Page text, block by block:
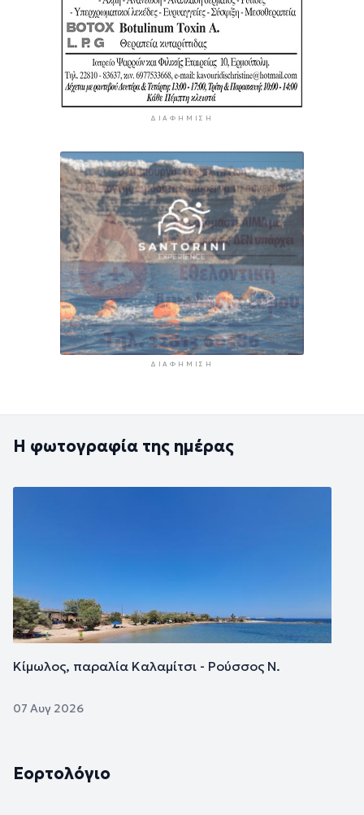
ΔΙΑΦΉΜΙΣΗ
ΔΙΑΦΉΜΙΣΗ
Η φωτογραφία της ημέρας
Κίμωλος, παραλία Καλαμίτσι - Ρούσσος Ν.
07 Αυγ 2026
Εορτολόγιο